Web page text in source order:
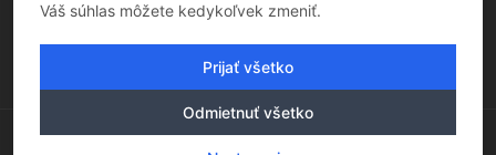
Copyright 2026 Všetky práva vyhradené
Váš súhlas môžete kedykoľvek zmeniť.
Prijať všetko
Odmietnuť všetko